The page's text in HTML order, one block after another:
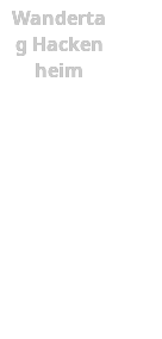
Wanderta
g Hacken
heim